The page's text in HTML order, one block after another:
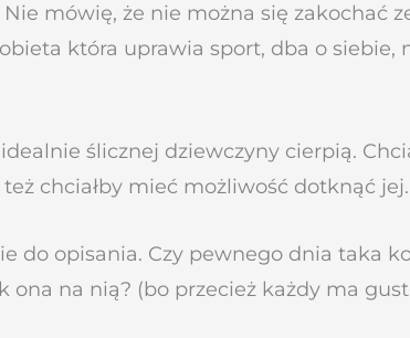
mówię, że nie można się zakochać
która uprawia sport, dba o siebie,
ślicznej dziewczyny cierpią.
chciałby mieć możliwość dotknąć jej.
opisania. Czy pewnego dnia taka
na nią? (bo przecież każdy ma